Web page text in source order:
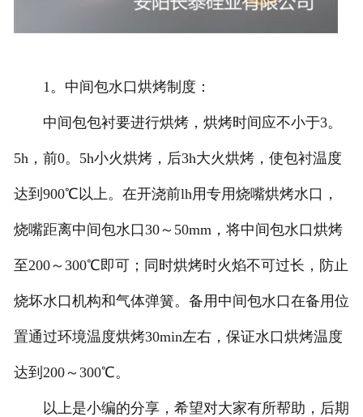
1。中间包水口烘烤制度：
中间包包衬要进行烘烤，烘烤时间应不小于3。
5h，前0。5h小火烘烤，后3h大火烘烤，使包衬温度
达到900℃以上。在开浇前lh用专用烧嘴烘烤水口，
烧嘴距离中间包水口30～50mm，将中间包水口烘烤
至200～300℃即可；同时烘烤时火焰不可过长，防止
烧坏水口机构和气体弹簧。备用中间包水口在备用位
置通过环境温度烘烤30min左右，保证水口烘烤温度
达到200～300℃。
以上是小编的分享，希望对大家有所帮助，后期